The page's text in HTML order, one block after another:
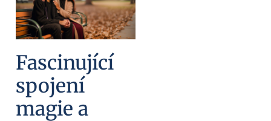
Fascinující
spojení
magie a